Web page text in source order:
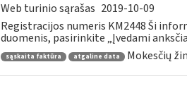
Web turinio sąrašas 2019-10-09
Registracijos numeris KM2448 Ši
duomenis, pasirinkite „Įvedami
sąskaita faktūra atgaline data Mokesčių